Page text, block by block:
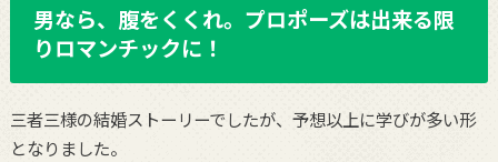
男なら、腹をくくれ。プロポーズは出来る限
りロマンチックに！
三者三様の結婚ストーリーでしたが、予想以上に学びが多い形
となりました。